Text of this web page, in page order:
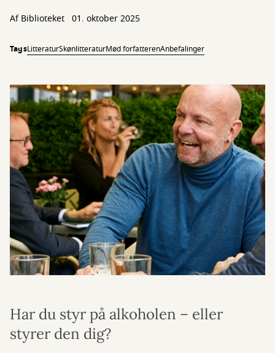
Af Biblioteket 01. oktober 2025
TagsLitteraturSkønlitteraturMød forfatterenAnbefalinger
Har du styr på alkoholen – eller
styrer den dig?